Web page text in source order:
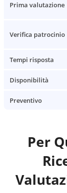
Prima valutazione
Verifica patrocinio
Tempi risposta
Disponibilità
Preventivo
Per